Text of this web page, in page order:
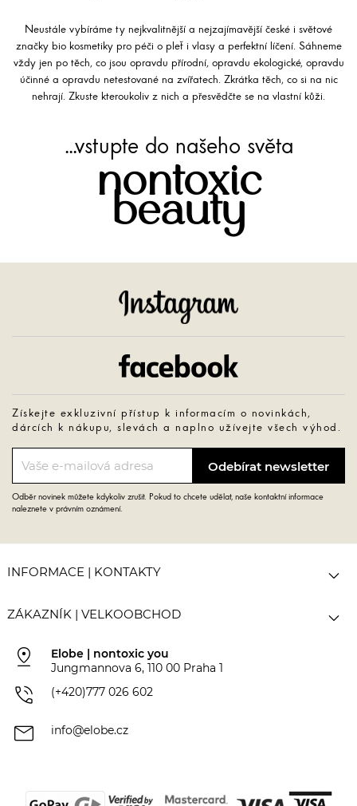
Neustále vybíráme ty nejkvalitnější a nejzajímavější české i světové
značky bio kosmetiky pro péči o pleť i vlasy a perfektní líčení. Sáhneme
vždy jen po těch, co jsou opravdu přírodní, opravdu ekologické, opravdu
účinné a opravdu netestované na zvířatech. Zkrátka těch, co si na nic
nehrají. Zkuste kteroukoliv z nich a přesvědčte se na vlastní kůži.
...vstupte do našeho světa
nontoxic
beauty
Získejte exkluzivní přístup k informacím o novinkách,
dárcích k nákupu, slevách a naplno užívejte všech výhod.
Odběr novinek můžete kdykoliv zrušit. Pokud to chcete udělat, naše kontaktní informace
naleznete v právním oznámení.
INFORMACE | KONTAKTY 
ZÁKAZNÍK | VELKOOBCHOD 
pin_drop
Elobe | nontoxic you
Jungmannova 6, 110 00 Praha 1
phone_in_talk (+420)777 026 602
mail info@elobe.cz